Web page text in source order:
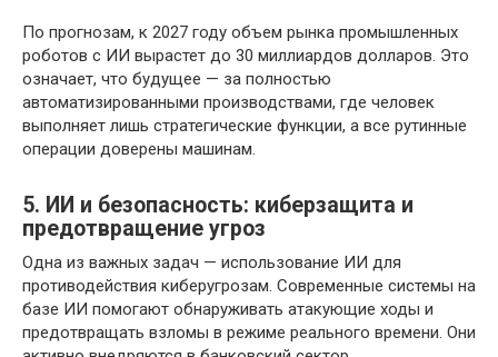
По прогнозам, к 2027 году объем рынка промышленных
роботов с ИИ вырастет до 30 миллиардов долларов. Это
означает, что будущее — за полностью
автоматизированными производствами, где человек
выполняет лишь стратегические функции, а все рутинные
операции доверены машинам.
5. ИИ и безопасность: киберзащита и
предотвращение угроз
Одна из важных задач — использование ИИ для
противодействия киберугрозам. Современные системы на
базе ИИ помогают обнаруживать атакующие ходы и
предотвращать взломы в режиме реального времени. Они